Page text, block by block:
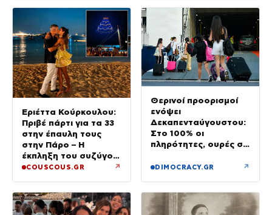
Εριέττα Κούρκουλου:
Πριβέ πάρτι για τα 33
στην έπαυλη τους
στην Πάρο – Η
έκπληξη του συζύγου
της
COUSCOUS.GR ↗
Θερινοί προορισμοί
ενόψει
Δεκαπενταύγουστου:
Στο 100% οι
πληρότητες, ουρές σε
ΚΤΕΛ
DIMOCRACY.GR ↗